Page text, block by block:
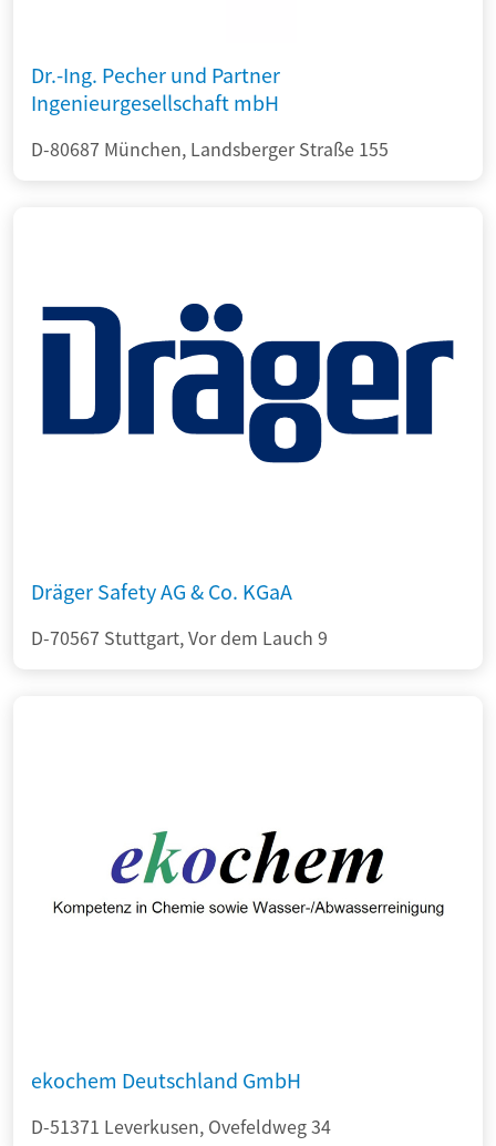
Dr.-Ing. Pecher und Partner
Ingenieurgesellschaft mbH
D-80687 München, Landsberger Straße 155
Dräger Safety AG & Co. KGaA
D-70567 Stuttgart, Vor dem Lauch 9
ekochem Deutschland GmbH
D-51371 Leverkusen, Ovefeldweg 34